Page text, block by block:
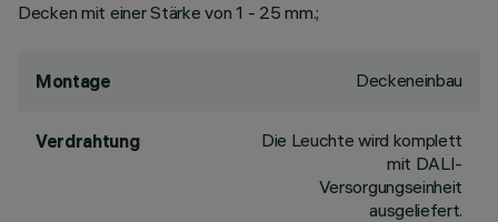
Decken mit einer Stärke von 1 - 25 mm.;
Montage Deckeneinbau
Verdrahtung
Die Leuchte wird komplett
mit DALI-
Versorgungseinheit
ausgeliefert.